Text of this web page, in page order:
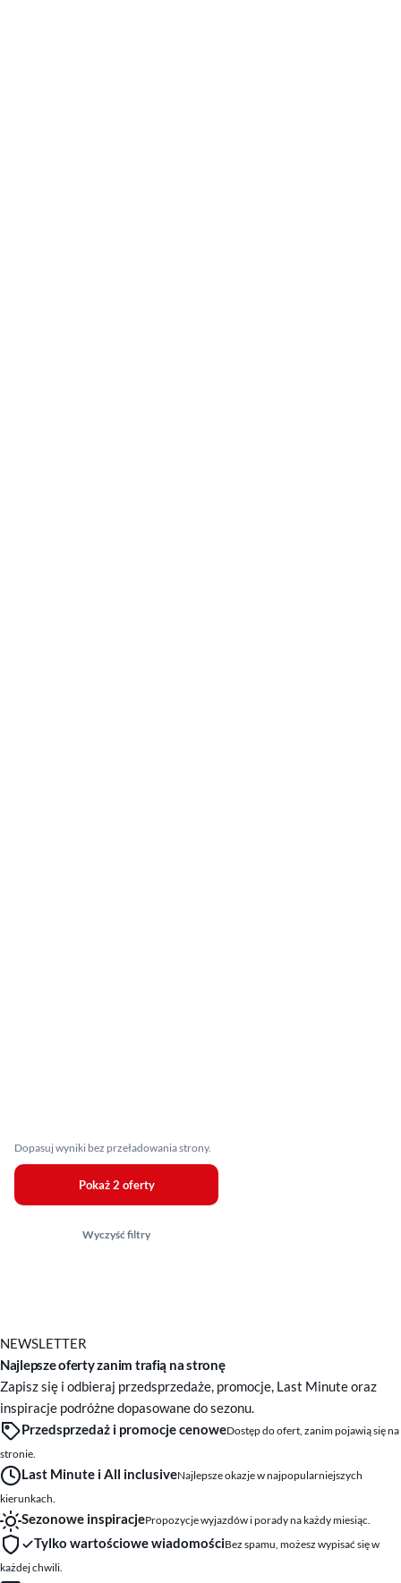
Dopasuj wyniki bez przeładowania strony.
Pokaż 2 oferty
Wyczyść filtry
NEWSLETTER
Najlepsze oferty zanim trafią na stronę
Zapisz się i odbieraj przedsprzedaże, promocje, Last Minute oraz
inspiracje podróżne dopasowane do sezonu.
Przedsprzedaż i promocje cenoweDostęp do ofert, zanim pojawią się na
stronie.
Last Minute i All inclusiveNajlepsze okazje w najpopularniejszych
kierunkach.
Sezonowe inspiracjePropozycje wyjazdów i porady na każdy miesiąc.
Tylko wartościowe wiadomościBez spamu, możesz wypisać się w
każdej chwili.